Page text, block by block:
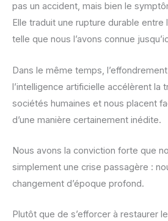
pas un accident, mais bien le
Elle traduit une rupture durable entre
telle que nous l’avons connue
Dans le même temps,
l’intelligence artificielle accélèrent la
sociétés humaines et nous placent
d’une manière certainement inédite.
Nous avons la conviction forte que
simplement une crise passagère :
changement d’époque profond.
Plutôt que de s’efforcer à restaurer